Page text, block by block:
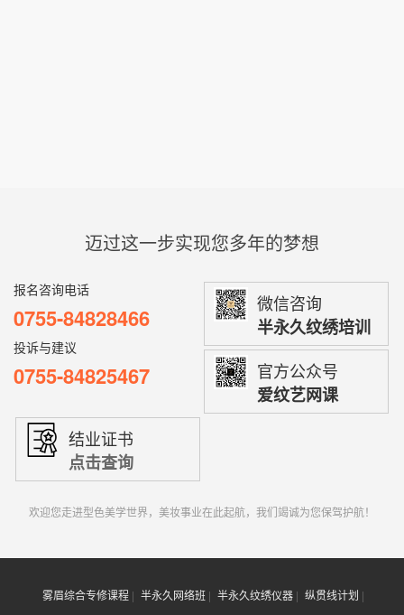
迈过这一步实现您多年的梦想
报名咨询电话
0755-84828466
投诉与建议
0755-84825467
微信咨询
半永久纹绣培训
官方公众号
爱纹艺网课
结业证书
点击查询
欢迎您走进型色美学世界，美妆事业在此起航，我们竭诚为您保驾护航！
雾眉综合专修课程 半永久网络班 半永久纹绣仪器
纵贯线计划